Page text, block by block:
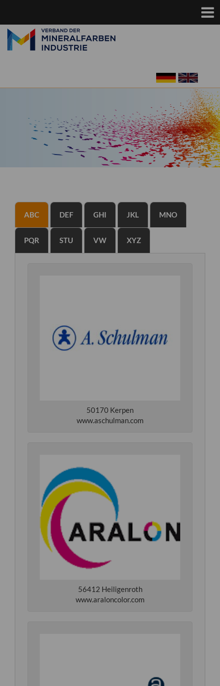
ABC DEF GHI JKL MNO
PQR STU VW XYZ
50170 Kerpen
www.aschulman.com
56412 Heiligenroth
www.araloncolor.com